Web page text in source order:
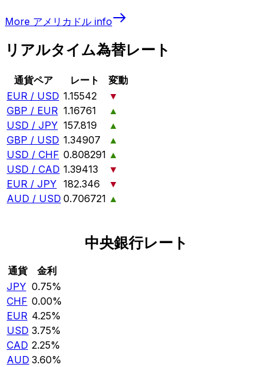
More アメリカドル info
リアルタイム為替レート
通貨ペア レート
変動
EUR / USD 1.15542
▼
GBP / EUR 1.16761
▲
USD / JPY 157.819
▲
GBP / USD 1.34907
▲
USD / CHF 0.808291 ▲
USD / CAD 1.39413
▼
EUR / JPY 182.346
▼
AUD / USD 0.706721 ▲
中央銀行レート
通貨
金利
JPY 0.75%
CHF 0.00%
EUR 4.25%
USD 3.75%
CAD 2.25%
AUD 3.60%